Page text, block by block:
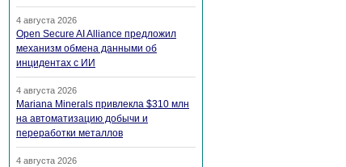
4 августа 2026
Open Secure AI Alliance предложил
механизм обмена данными об
инцидентах с ИИ
4 августа 2026
Mariana Minerals привлекла $310 млн
на автоматизацию добычи и
переработки металлов
4 августа 2026